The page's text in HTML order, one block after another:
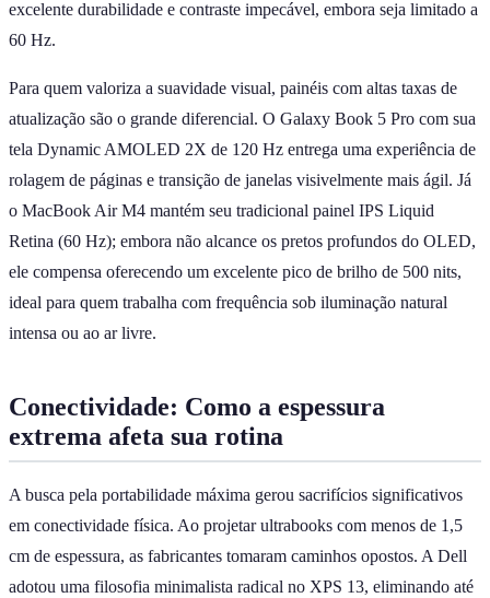
excelente durabilidade e contraste impecável, embora seja limitado a
60 Hz.
Para quem valoriza a suavidade visual, painéis com altas taxas de
atualização são o grande diferencial. O Galaxy Book 5 Pro com sua
tela Dynamic AMOLED 2X de 120 Hz entrega uma experiência de
rolagem de páginas e transição de janelas visivelmente mais ágil. Já
o MacBook Air M4 mantém seu tradicional painel IPS Liquid
Retina (60 Hz); embora não alcance os pretos profundos do OLED,
ele compensa oferecendo um excelente pico de brilho de 500 nits,
ideal para quem trabalha com frequência sob iluminação natural
intensa ou ao ar livre.
Conectividade: Como a espessura
extrema afeta sua rotina
A busca pela portabilidade máxima gerou sacrifícios significativos
em conectividade física. Ao projetar ultrabooks com menos de 1,5
cm de espessura, as fabricantes tomaram caminhos opostos. A Dell
adotou uma filosofia minimalista radical no XPS 13, eliminando até